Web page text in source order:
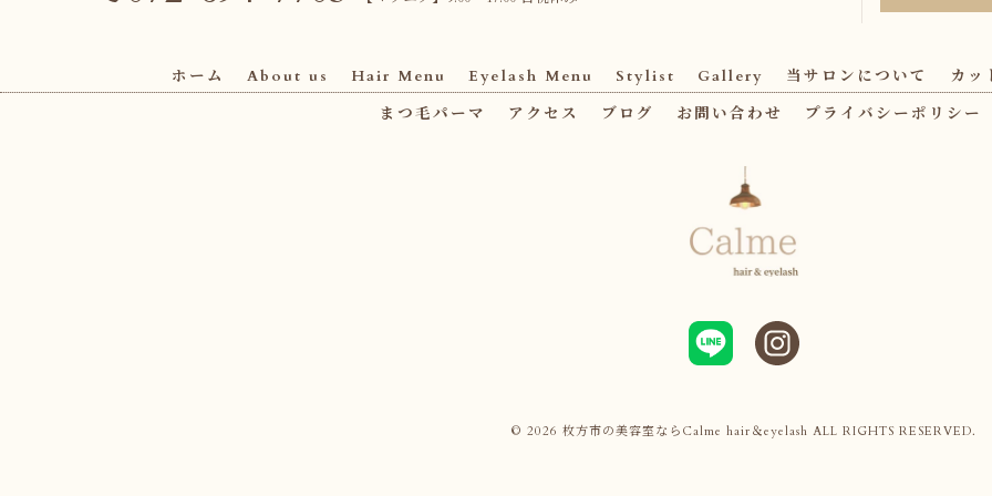
ホーム About us Hair Menu Eyelash Menu Stylist Gallery 当サロンについて カッ
まつ毛パーマ
アクセス ブログ お問い合わせ プライバシーポリシー
© 2026 枚方市の美容室ならCalme hair＆eyelash ALL RIGHTS RESERVED.